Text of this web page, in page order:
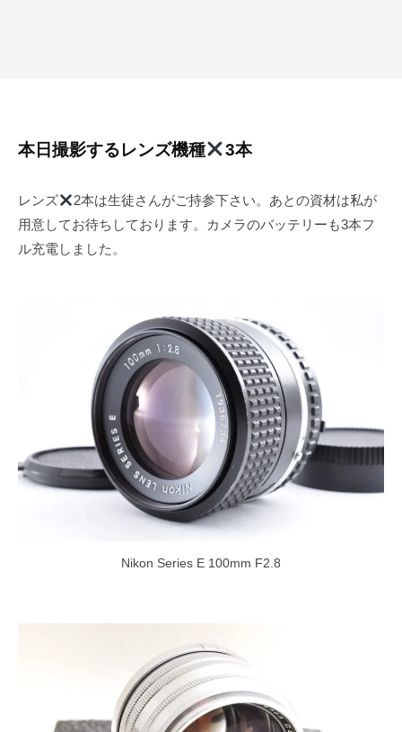
本日撮影するレンズ機種 3本
レンズ
2本は生徒さんがご持参下さい。あとの資材は私が
用意してお待ちしております。カメラのバッテリーも3本フ
ル充電しました。
Nikon Series E 100mm F2.8